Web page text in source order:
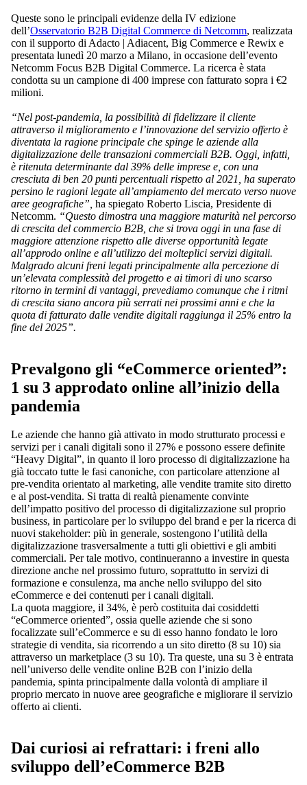
Queste sono le principali evidenze della IV edizione
dell’Osservatorio B2B Digital Commerce di Netcomm, realizzata
con il supporto di Adacto | Adiacent, Big Commerce e Rewix e
presentata lunedì 20 marzo a Milano, in occasione dell’evento
Netcomm Focus B2B Digital Commerce. La ricerca è stata
condotta su un campione di 400 imprese con fatturato sopra i €2
milioni.
“Nel post-pandemia, la possibilità di fidelizzare il cliente
attraverso il miglioramento e l’innovazione del servizio offerto è
diventata la ragione principale che spinge le aziende alla
digitalizzazione delle transazioni commerciali B2B. Oggi, infatti,
è ritenuta determinante dal 39% delle imprese e, con una
cresciuta di ben 20 punti percentuali rispetto al 2021, ha superato
persino le ragioni legate all’ampiamento del mercato verso nuove
aree geografiche”, ha spiegato Roberto Liscia, Presidente di
Netcomm. “Questo dimostra una maggiore maturità nel percorso
di crescita del commercio B2B, che si trova oggi in una fase di
maggiore attenzione rispetto alle diverse opportunità legate
all’approdo online e all’utilizzo dei molteplici servizi digitali.
Malgrado alcuni freni legati principalmente alla percezione di
un’elevata complessità del progetto e ai timori di uno scarso
ritorno in termini di vantaggi, prevediamo comunque che i ritmi
di crescita siano ancora più serrati nei prossimi anni e che la
quota di fatturato dalle vendite digitali raggiunga il 25% entro la
fine del 2025”.
Prevalgono gli “eCommerce oriented”:
1 su 3 approdato online all’inizio della
pandemia
Le aziende che hanno già attivato in modo strutturato processi e
servizi per i canali digitali sono il 27% e possono essere definite
“Heavy Digital”, in quanto il loro processo di digitalizzazione ha
già toccato tutte le fasi canoniche, con particolare attenzione al
pre-vendita orientato al marketing, alle vendite tramite sito diretto
e al post-vendita. Si tratta di realtà pienamente convinte
dell’impatto positivo del processo di digitalizzazione sul proprio
business, in particolare per lo sviluppo del brand e per la ricerca di
nuovi stakeholder: più in generale, sostengono l’utilità della
digitalizzazione trasversalmente a tutti gli obiettivi e gli ambiti
commerciali. Per tale motivo, continueranno a investire in questa
direzione anche nel prossimo futuro, soprattutto in servizi di
formazione e consulenza, ma anche nello sviluppo del sito
eCommerce e dei contenuti per i canali digitali.
La quota maggiore, il 34%, è però costituita dai cosiddetti
“eCommerce oriented”, ossia quelle aziende che si sono
focalizzate sull’eCommerce e su di esso hanno fondato le loro
strategie di vendita, sia ricorrendo a un sito diretto (8 su 10) sia
attraverso un marketplace (3 su 10). Tra queste, una su 3 è entrata
nell’universo delle vendite online B2B con l’inizio della
pandemia, spinta principalmente dalla volontà di ampliare il
proprio mercato in nuove aree geografiche e migliorare il servizio
offerto ai clienti.
Dai curiosi ai refrattari: i freni allo
sviluppo dell’eCommerce B2B